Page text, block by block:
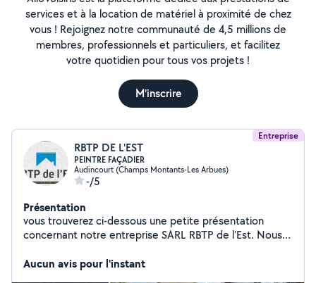
services et à la location de matériel à proximité de chez
vous ! Rejoignez notre communauté de 4,5 millions de
membres, professionnels et particuliers, et facilitez
votre quotidien pour tous vos projets !
M'inscrire
Entreprise
RBTP DE L'EST
PEINTRE FAÇADIER
Audincourt (Champs Montants-Les Arbues)
-/5
Présentation
vous trouverez ci-dessous une petite présentation
concernant notre entreprise SARL RBTP de l'Est. Nous
Je vous détail ainsi toute les prestations que nous vous
Aucun avis pour l'instant